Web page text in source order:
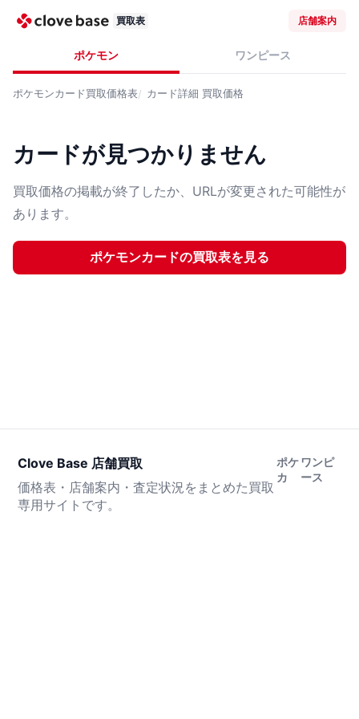
買取表 店舗案内
ポケモン ワンピース
ポケモンカード買取価格表 カード詳細 買取価格
カードが見つかりません
買取価格の掲載が終了したか、URLが変更された可能性が
あります。
ポケモンカードの買取表を見る
Clove Base 店舗買取
価格表・店舗案内・査定状況をまとめた買取
専用サイトです。
ポケ
カ
ワンピ
ース